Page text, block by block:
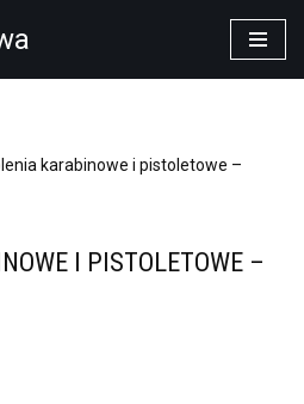
karabinowe i pistoletowe –
I PISTOLETOWE –